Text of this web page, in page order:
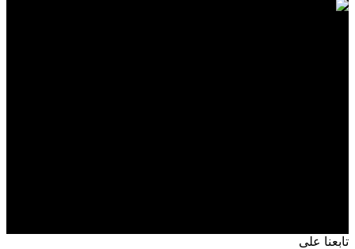
تابعنا على